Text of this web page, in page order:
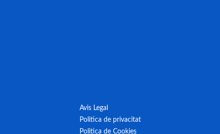
Avis Legal
Politica de privacitat
Politica de Cookies